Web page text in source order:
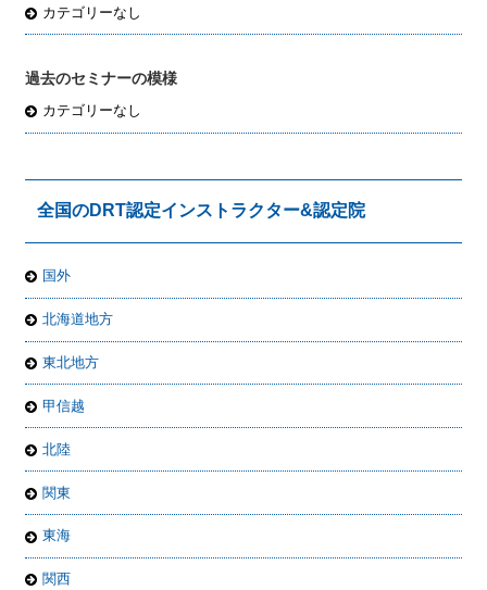
カテゴリーなし
過去のセミナーの模様
カテゴリーなし
全国のDRT認定インストラクター&認定院
国外
北海道地方
東北地方
甲信越
北陸
関東
東海
関西